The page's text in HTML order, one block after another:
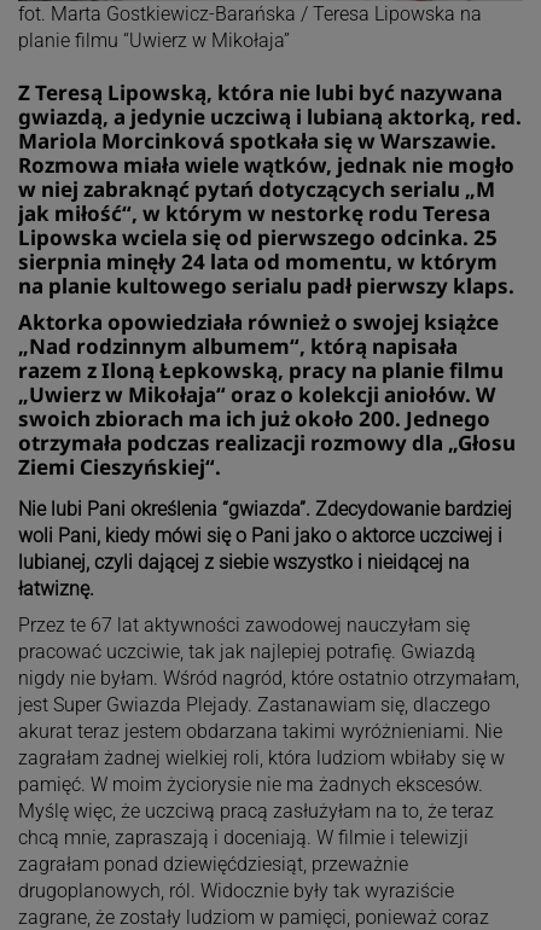
fot. Marta Gostkiewicz-Barańska / Teresa Lipowska na
planie filmu “Uwierz w Mikołaja”
Z Teresą Lipowską, która nie lubi być nazywana
gwiazdą, a jedynie uczciwą i lubianą aktorką, red.
Mariola Morcinková spotkała się w Warszawie.
Rozmowa miała wiele wątków, jednak nie mogło
w niej zabraknąć pytań dotyczących serialu „M
jak miłość“, w którym w nestorkę rodu Teresa
Lipowska wciela się od pierwszego odcinka. 25
sierpnia minęły 24 lata od momentu, w którym
na planie kultowego serialu padł pierwszy klaps.
Aktorka opowiedziała również o swojej książce
„Nad rodzinnym albumem“, którą napisała
razem z Iloną Łepkowską, pracy na planie filmu
„Uwierz w Mikołaja“ oraz o kolekcji aniołów. W
swoich zbiorach ma ich już około 200. Jednego
otrzymała podczas realizacji rozmowy dla „Głosu
Ziemi Cieszyńskiej“.
Nie lubi Pani określenia “gwiazda”. Zdecydowanie bardziej
woli Pani, kiedy mówi się o Pani jako o aktorce uczciwej i
lubianej, czyli dającej z siebie wszystko i nieidącej na
łatwiznę.
Przez te 67 lat aktywności zawodowej nauczyłam się
pracować uczciwie, tak jak najlepiej potrafię. Gwiazdą
nigdy nie byłam. Wśród nagród, które ostatnio otrzymałam,
jest Super Gwiazda Plejady. Zastanawiam się, dlaczego
akurat teraz jestem obdarzana takimi wyróżnieniami. Nie
zagrałam żadnej wielkiej roli, która ludziom wbiłaby się w
pamięć. W moim życiorysie nie ma żadnych ekscesów.
Myślę więc, że uczciwą pracą zasłużyłam na to, że teraz
chcą mnie, zapraszają i doceniają. W filmie i telewizji
zagrałam ponad dziewięćdziesiąt, przeważnie
drugoplanowych, ról. Widocznie były tak wyraziście
zagrane, że zostały ludziom w pamięci, ponieważ coraz